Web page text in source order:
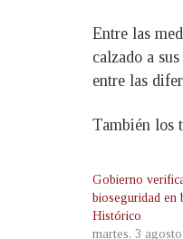
Entre las
calzado a
entre las
También los
Gobierno
bioseguridad en
Histórico
martes, 3